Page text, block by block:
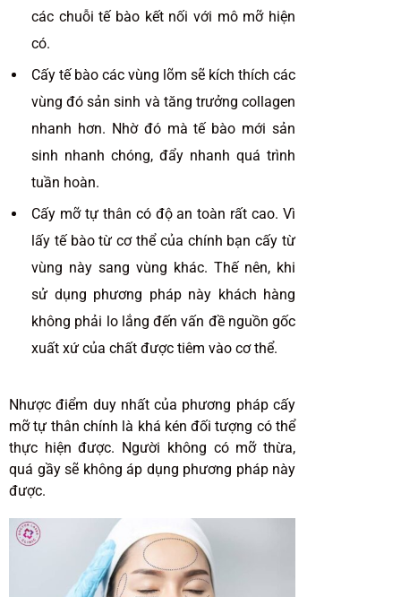
các chuỗi tế bào kết nối với mô mỡ hiện
có.
Cấy tế bào các vùng lõm sẽ kích thích các
vùng đó sản sinh và tăng trưởng collagen
nhanh hơn. Nhờ đó mà tế bào mới sản
sinh nhanh chóng, đẩy nhanh quá trình
tuần hoàn.
Cấy mỡ tự thân có độ an toàn rất cao. Vì
lấy tế bào từ cơ thể của chính bạn cấy từ
vùng này sang vùng khác. Thế nên, khi
sử dụng phương pháp này khách hàng
không phải lo lắng đến vấn đề nguồn gốc
xuất xứ của chất được tiêm vào cơ thể.
Nhược điểm duy nhất của phương pháp cấy
mỡ tự thân chính là khá kén đối tượng có thể
thực hiện được. Người không có mỡ thừa,
quá gầy sẽ không áp dụng phương pháp này
được.